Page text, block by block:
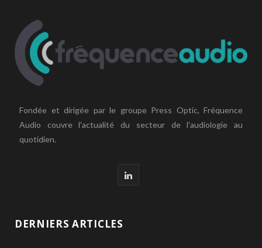
Fondée et dirigée par le groupe Press Optic, Fréquence
Audio couvre l'actualité du secteur de l'audiologie au
quotidien.
L
DERNIERS ARTICLES